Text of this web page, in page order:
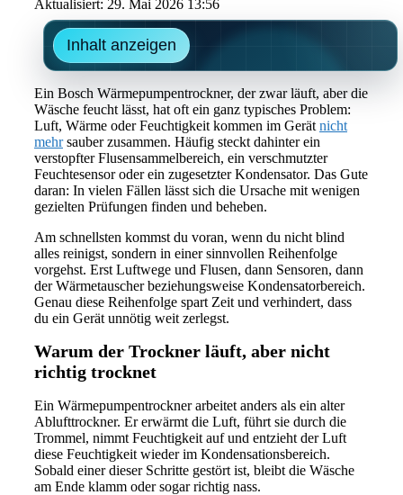
Aktualisiert: 29. Mai 2026 13:56
Inhalt anzeigen
Ein Bosch Wärmepumpentrockner, der zwar läuft, aber die
Wäsche feucht lässt, hat oft ein ganz typisches Problem:
Luft, Wärme oder Feuchtigkeit kommen im Gerät nicht
mehrsauber zusammen. Häufig steckt dahinter ein
verstopfter Flusensammelbereich, ein verschmutzter
Feuchtesensor oder ein zugesetzter Kondensator. Das Gute
daran: In vielen Fällen lässt sich die Ursache mit wenigen
gezielten Prüfungen finden und beheben.
Am schnellsten kommst du voran, wenn du nicht blind
alles reinigst, sondern in einer sinnvollen Reihenfolge
vorgehst. Erst Luftwege und Flusen, dann Sensoren, dann
der Wärmetauscher beziehungsweise Kondensatorbereich.
Genau diese Reihenfolge spart Zeit und verhindert, dass
du ein Gerät unnötig weit zerlegst.
Warum der Trockner läuft, aber nicht
richtig trocknet
Ein Wärmepumpentrockner arbeitet anders als ein alter
Ablufttrockner. Er erwärmt die Luft, führt sie durch die
Trommel, nimmt Feuchtigkeit auf und entzieht der Luft
diese Feuchtigkeit wieder im Kondensationsbereich.
Sobald einer dieser Schritte gestört ist, bleibt die Wäsche
am Ende klamm oder sogar richtig nass.